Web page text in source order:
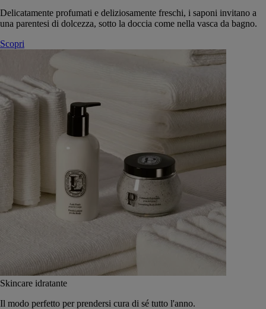
Delicatamente profumati e deliziosamente freschi, i saponi invitano a
una parentesi di dolcezza, sotto la doccia come nella vasca da bagno.
Scopri
Skincare idratante
Il modo perfetto per prendersi cura di sé tutto l'anno.